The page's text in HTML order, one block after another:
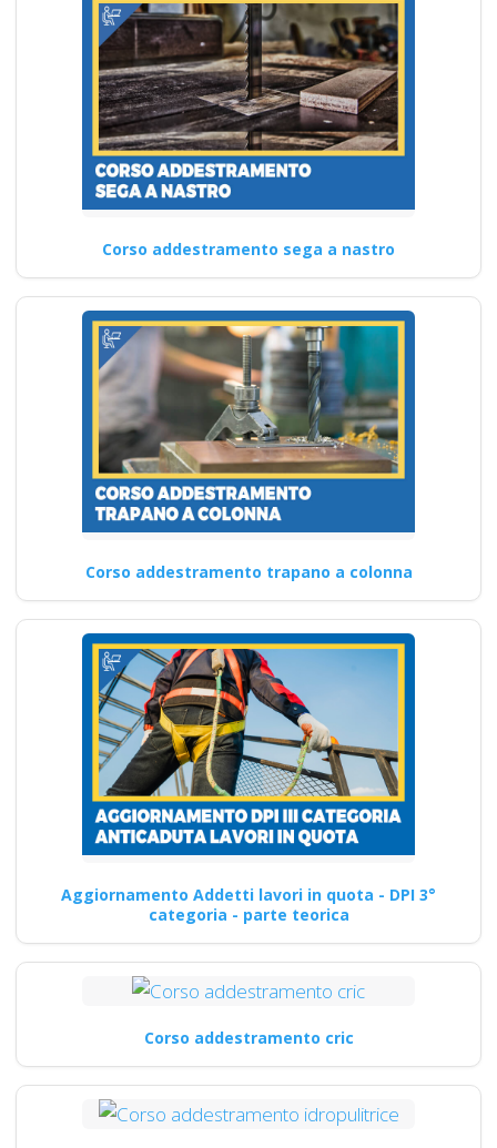
Corso addestramento sega a nastro
Corso addestramento trapano a colonna
Aggiornamento Addetti lavori in quota - DPI 3°
categoria - parte teorica
Corso addestramento cric